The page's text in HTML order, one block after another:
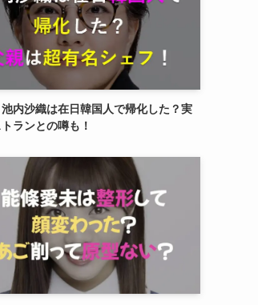
池内沙織は在日韓国人で帰化した？実
ランとの噂も！